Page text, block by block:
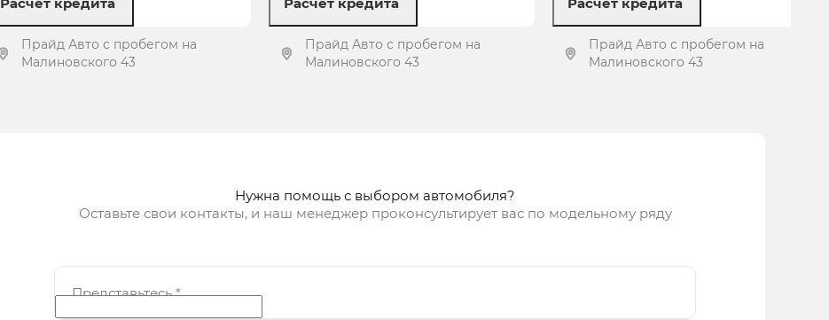
Прайд Авто с пробегом на
Малиновского 43
Прайд Авто с пробегом на
Малиновского 43
Прайд Авто с пробегом на
Малиновского 43
Нужна помощь с выбором автомобиля?
Оставьте свои контакты, и наш менеджер проконсультирует вас по модельному ряду
Представьтесь*